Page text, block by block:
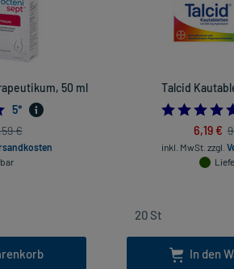
50 ml
5.0
5*
€
Talcid
6,19 €
inkl. MwSt. zzgl.
In den